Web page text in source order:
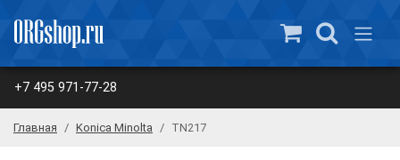
+7 495 971-77-28
Главная Konica Minolta TN217